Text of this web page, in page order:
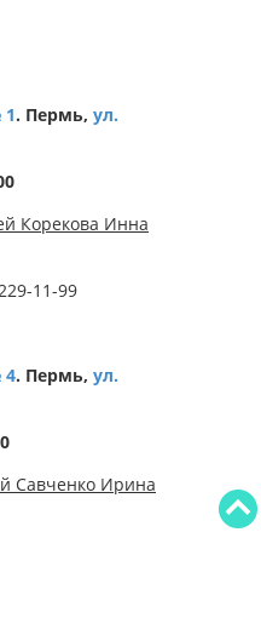
. Пермь, ул.
Корекова Инна
11-99
4. Пермь, ул.
Савченко Ирина